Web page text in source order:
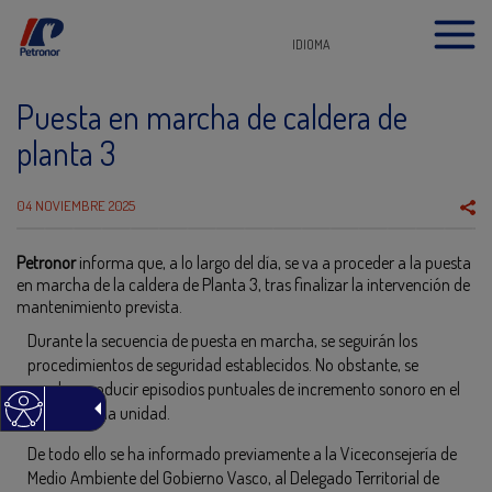
IDIOMA
Puesta en marcha de caldera de
planta 3
04 NOVIEMBRE 2025
Petronorinforma que, a lo largo del día, se va a proceder a la puesta
en marcha de la caldera de Planta 3, tras finalizar la intervención de
mantenimiento prevista.
Durante la secuencia de puesta en marcha, se seguirán los
procedimientos de seguridad establecidos. No obstante, se
pueden producir episodios puntuales de incremento sonoro en el
entorno de la unidad.
De todo ello se ha informado previamente a la Viceconsejería de
Medio Ambiente del Gobierno Vasco, al Delegado Territorial de